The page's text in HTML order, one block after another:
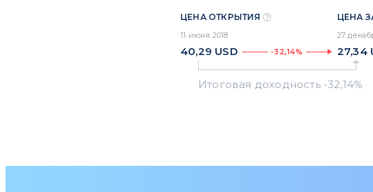
ЦЕНА ОТКРЫТИЯ
11 июня 2018
40,29 USD -32,14%
ЦЕНА
27
27,34